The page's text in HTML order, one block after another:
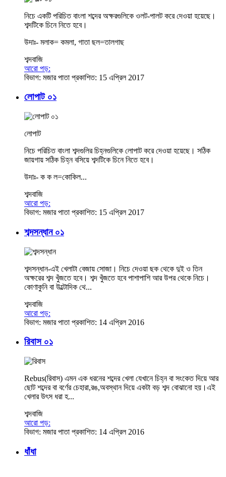
নিচে একটি পরিচিত বাংলা শব্দের অক্ষরগুলিকে ওলট-পালট করে দেওয়া হয়েছে।
শব্দটিকে চিনে নিতে হবে।
উদাঃ- মলাক= কমলা, গাতা ছল=তালগাছ
শব্দবাজি
আরো পড়:
বিভাগ: মজার পাতা প্রকাশিত: 15 এপ্রিল 2017
লোপাট ০১
লোপাট
নিচে পরিচিত বাংলা শব্দগুলির চিহ্নগুলিকে লোপাট করে দেওয়া হয়েছে। সঠিক
জায়গায় সঠিক চিহ্ন বসিয়ে শব্দটিকে চিনে নিতে হবে।
উদাঃ- ক ক ল=কোকিল...
শব্দবাজি
আরো পড়:
বিভাগ: মজার পাতা প্রকাশিত: 15 এপ্রিল 2017
শব্দসন্ধান ০১
শব্দসন্ধান-এই খেলাটা বেজায় সোজা। নিচে দেওয়া ছক থেকে দুই ও তিন
অক্ষরের শব্দ খুঁজতে হবে। শব্দ খুঁজতে হবে পাশাপাশি আর উপর থেকে নিচে।
কোণাকুনি বা উল্টোদিক থে...
শব্দবাজি
আরো পড়:
বিভাগ: মজার পাতা প্রকাশিত: 14 এপ্রিল 2016
রিবাস ০১
Rebus(রিবাস) এমন এক ধরনের শব্দের খেলা যেখানে চিহ্ন বা সংকেত দিয়ে আর
ছোট শব্দের বা বর্ণের চেহারা,রঙ,অবস্থান দিয়ে একটা বড় শব্দ বোঝানো হয়।এই
খেলার উৎস ধরা হ...
শব্দবাজি
আরো পড়:
বিভাগ: মজার পাতা প্রকাশিত: 14 এপ্রিল 2016
ধাঁধা